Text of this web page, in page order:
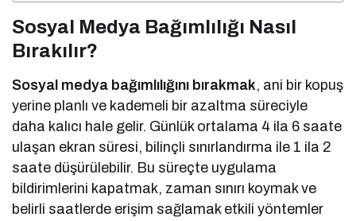
Sosyal Medya Bağımlılığı Nasıl
Bırakılır?
Sosyal medya bağımlılığını bırakmak, ani bir kopuş
yerine planlı ve kademeli bir azaltma süreciyle
daha kalıcı hale gelir. Günlük ortalama 4 ila 6 saate
ulaşan ekran süresi, bilinçli sınırlandırma ile 1 ila 2
saate düşürülebilir. Bu süreçte uygulama
bildirimlerini kapatmak, zaman sınırı koymak ve
belirli saatlerde erişim sağlamak etkili yöntemler